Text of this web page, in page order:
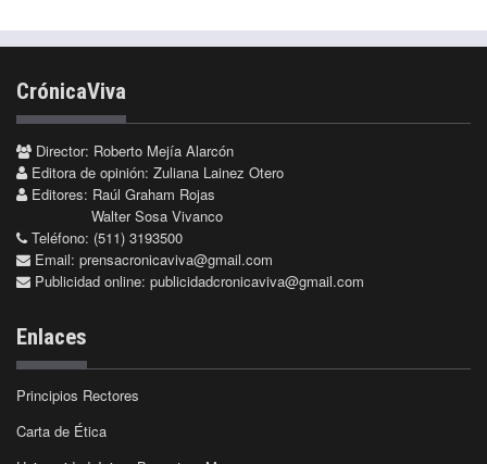
CrónicaViva
Director: Roberto Mejía Alarcón
Editora de opinión: Zuliana Lainez Otero
Editores: Raúl Graham Rojas
Walter Sosa Vivanco
Teléfono: (511) 3193500
Email: prensacronicaviva@gmail.com
Publicidad online: publicidadcronicaviva@gmail.com
Enlaces
Principios Rectores
Carta de Ética